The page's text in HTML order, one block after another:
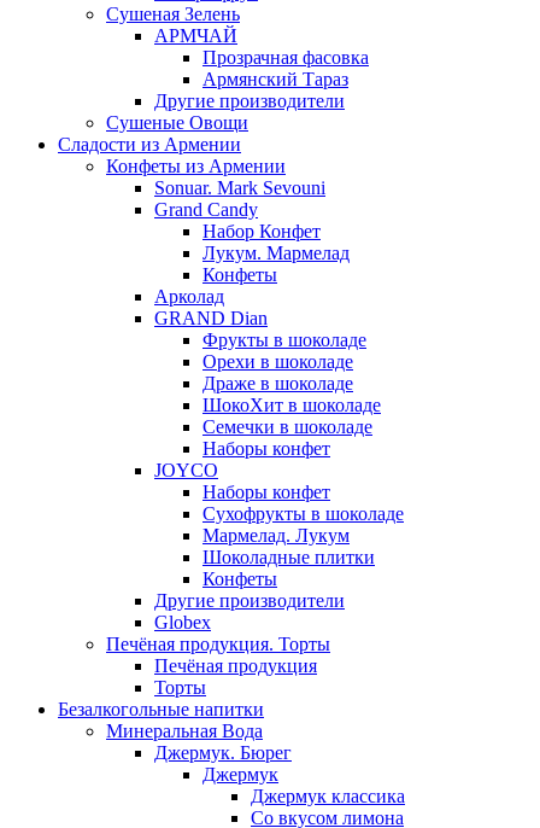
Сушеная Зелень
АРМЧАЙ
Прозрачная фасовка
Армянский Тараз
Другие производители
Сушеные Овощи
Сладости из Армении
Конфеты из Армении
Sonuar. Mark Sevouni
Grand Candy
Набор Конфет
Лукум. Мармелад
Конфеты
Арколад
GRAND Dian
Фрукты в шоколаде
Орехи в шоколаде
Драже в шоколаде
ШокоХит в шоколаде
Семечки в шоколаде
Наборы конфет
JOYCO
Наборы конфет
Сухофрукты в шоколаде
Мармелад. Лукум
Шоколадные плитки
Конфеты
Другие производители
Globex
Печёная продукция. Торты
Печёная продукция
Торты
Безалкогольные напитки
Минеральная Вода
Джермук. Бюрег
Джермук
Джермук классика
Со вкусом лимона